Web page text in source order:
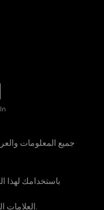
جميع المعلومات
باستخدامك لهذا
العلامات التجارية المشار إليها تعود إلى مالكيها الشرعيين.